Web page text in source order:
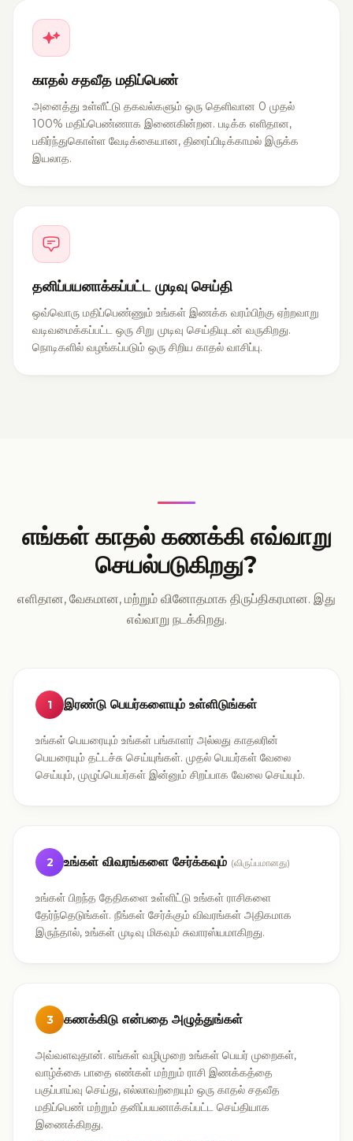
காதல் சதவீத மதிப்பெண்
அனைத்து உள்ளீட்டு தகவல்களும் ஒரு தெளிவான 0 முதல்
100% மதிப்பெண்ணாக இணைகின்றன. படிக்க எளிதான,
பகிர்ந்துகொள்ள வேடிக்கையான, திரைப்பிடிக்காமல் இருக்க
இயலாத.
தனிப்பயனாக்கப்பட்ட முடிவு செய்தி
ஒவ்வொரு மதிப்பெண்ணும் உங்கள் இணக்க வரம்பிற்கு ஏற்றவாறு
வடிவமைக்கப்பட்ட ஒரு சிறு முடிவு செய்தியுடன் வருகிறது.
நொடிகளில் வழங்கப்படும் ஒரு சிறிய காதல் வாசிப்பு.
எங்கள் காதல் கணக்கி எவ்வாறு
செயல்படுகிறது?
எளிதான, வேகமான, மற்றும் வினோதமாக திருப்திகரமான. இது
எவ்வாறு நடக்கிறது.
1 இரண்டு பெயர்களையும் உள்ளிடுங்கள்
உங்கள் பெயரையும் உங்கள் பங்காளர் அல்லது காதலரின்
பெயரையும் தட்டச்சு செய்யுங்கள். முதல் பெயர்கள் வேலை
செய்யும், முழுப்பெயர்கள் இன்னும் சிறப்பாக வேலை செய்யும்.
2 உங்கள் விவரங்களை சேர்க்கவும் (விருப்பமானது)
உங்கள் பிறந்த தேதிகளை உள்ளிட்டு உங்கள் ராசிகளை
தேர்ந்தெடுங்கள். நீங்கள் சேர்க்கும் விவரங்கள் அதிகமாக
இருந்தால், உங்கள் முடிவு மிகவும் சுவாரஸ்யமாகிறது.
3 கணக்கிடு என்பதை அழுத்துங்கள்
அவ்வளவுதான். எங்கள் வழிமுறை உங்கள் பெயர் முறைகள்,
வாழ்க்கை பாதை எண்கள் மற்றும் ராசி இணக்கத்தை
பகுப்பாய்வு செய்து, எல்லாவற்றையும் ஒரு காதல் சதவீத
மதிப்பெண் மற்றும் தனிப்பயனாக்கப்பட்ட செய்தியாக
இணைக்கிறது.